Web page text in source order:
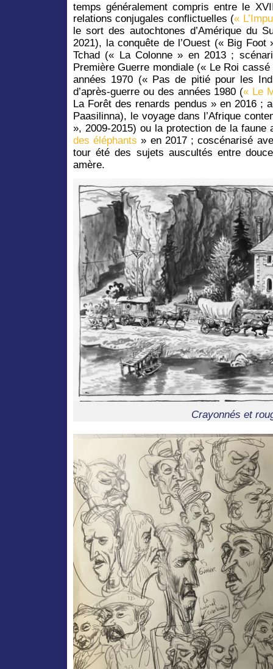
temps généralement compris entre le
relations conjugales conflictuelles («
le sort des autochtones d’Amérique du
2021), la conquête de l’Ouest (« Big
Tchad (« La Colonne » en 2013 ;
Première Guerre mondiale (« Le Roi
années 1970 (« Pas de pitié pour les
d’après-guerre ou des années 1980 (« Le
La Forêt des renards pendus » en 2016 ;
Paasilinna), le voyage dans l’Afrique
», 2009-2015) ou la protection de la faune
des éléphants» en 2017 ; coscénarisé
tour été des sujets auscultés entre
amère.
Crayonnés et